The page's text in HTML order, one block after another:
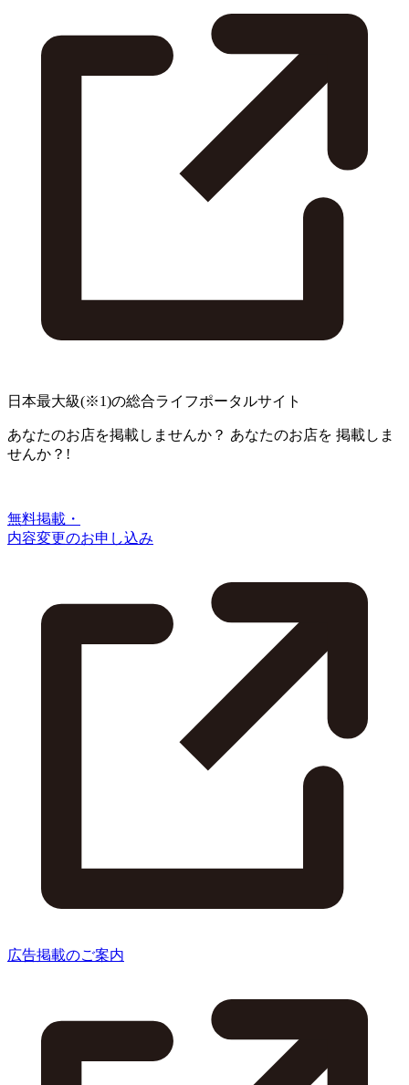
日本最大級(※1)の総合ライフポータルサイト
あなたのお店を掲載しませんか？ あなたのお店を 掲載しま
せんか？!
無料掲載・
内容変更のお申し込み
広告掲載のご案内